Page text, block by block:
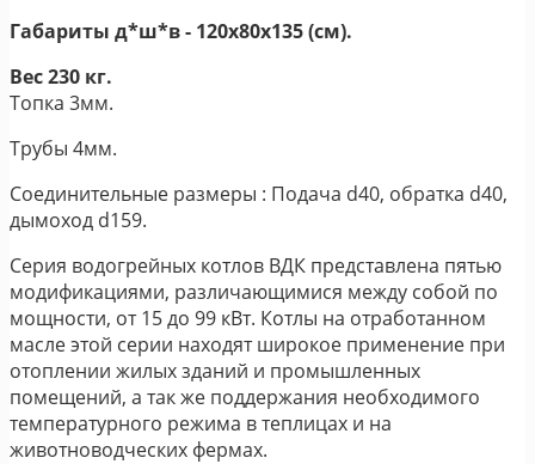
Габариты д*ш*в - 120х80х135 (см).
Вес 230 кг.
Топка 3мм.
Трубы 4мм.
Соединительные размеры : Подача d40, обратка d40,
дымоход d159.
Серия водогрейных котлов ВДК представлена пятью
модификациями, различающимися между собой по
мощности, от 15 до 99 кВт. Котлы на отработанном
масле этой серии находят широкое применение при
отоплении жилых зданий и промышленных
помещений, а так же поддержания необходимого
температурного режима в теплицах и на
животноводческих фермах.